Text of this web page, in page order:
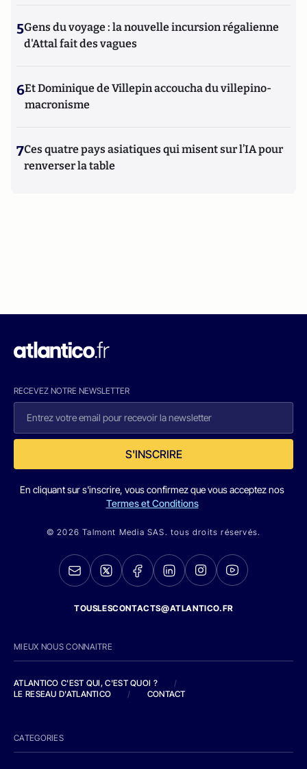
5Gens du voyage : la nouvelle incursion régalienne
d'Attal fait des vagues
6Et Dominique de Villepin accoucha du villepino-
macronisme
7Ces quatre pays asiatiques qui misent sur l’IA pour
renverser la table
RECEVEZ NOTRE NEWSLETTER
S'INSCRIRE
En cliquant sur s'inscrire, vous confirmez que vous acceptez nos
Termes et Conditions
© 2026 Talmont Media SAS. tous droits réservés.
TOUSLESCONTACTS@ATLANTICO.FR
MIEUX NOUS CONNAITRE
ATLANTICO C'EST QUI, C'EST QUOI ?
/
LE RESEAU D'ATLANTICO
/ CONTACT
CATEGORIES